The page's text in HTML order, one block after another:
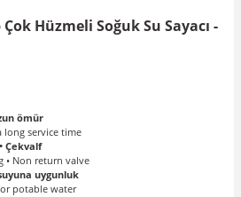
Hüzmeli Soğuk Su Sayacı -
ömür
long service time
Çekvalf
• Non return valve
uygunluk
potable water